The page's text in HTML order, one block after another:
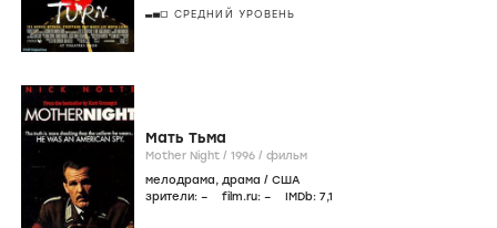
СРЕДНИЙ УРОВЕНЬ
Мать Тьма
Mother Night / 1996 / фильм
мелодрама, драма / США
зрители: – film.ru: – IMDb: 7,1